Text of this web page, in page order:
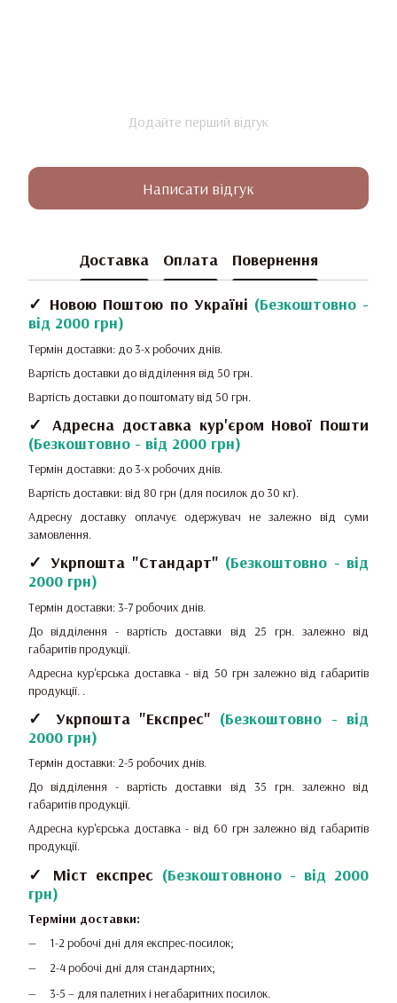
Додайте перший відгук
Написати відгук
Доставка Оплата Повернення
✓ Новою Поштою по Україні (Безкоштовно -
від 2000 грн)
Термін доставки: до 3-х робочих днів.
Вартість доставки до відділення від 50 грн.
Вартість доставки до поштомату від 50 грн.
✓ Адресна доставка кур'єром Нової Пошти
(Безкоштовно - від 2000 грн)
Термін доставки: до 3-х робочих днів.
Вартість доставки: від 80 грн (для посилок до 30 кг).
Адресну доставку оплачує одержувач не залежно від суми
замовлення.
✓ Укрпошта "Стандарт" (Безкоштовно - від
2000 грн)
Термін доставки: 3-7 робочих днів.
До відділення - вартість доставки від 25 грн. залежно від
габаритів продукції.
Адресна кур'єрська доставка - від 50 грн залежно від габаритів
продукції. .
✓ Укрпошта "Експрес" (Безкоштовно - від
2000 грн)
Термін доставки: 2-5 робочих днів.
До відділення - вартість доставки від 35 грн. залежно від
габаритів продукції.
Адресна кур'єрська доставка - від 60 грн залежно від габаритів
продукції.
✓ Міст експрес (Безкоштовноно - від 2000
грн)
Терміни доставки:
1-2 робочі дні для експрес-посилок;
2-4 робочі дні для стандартних;
3-5 – для палетних і негабаритних посилок.